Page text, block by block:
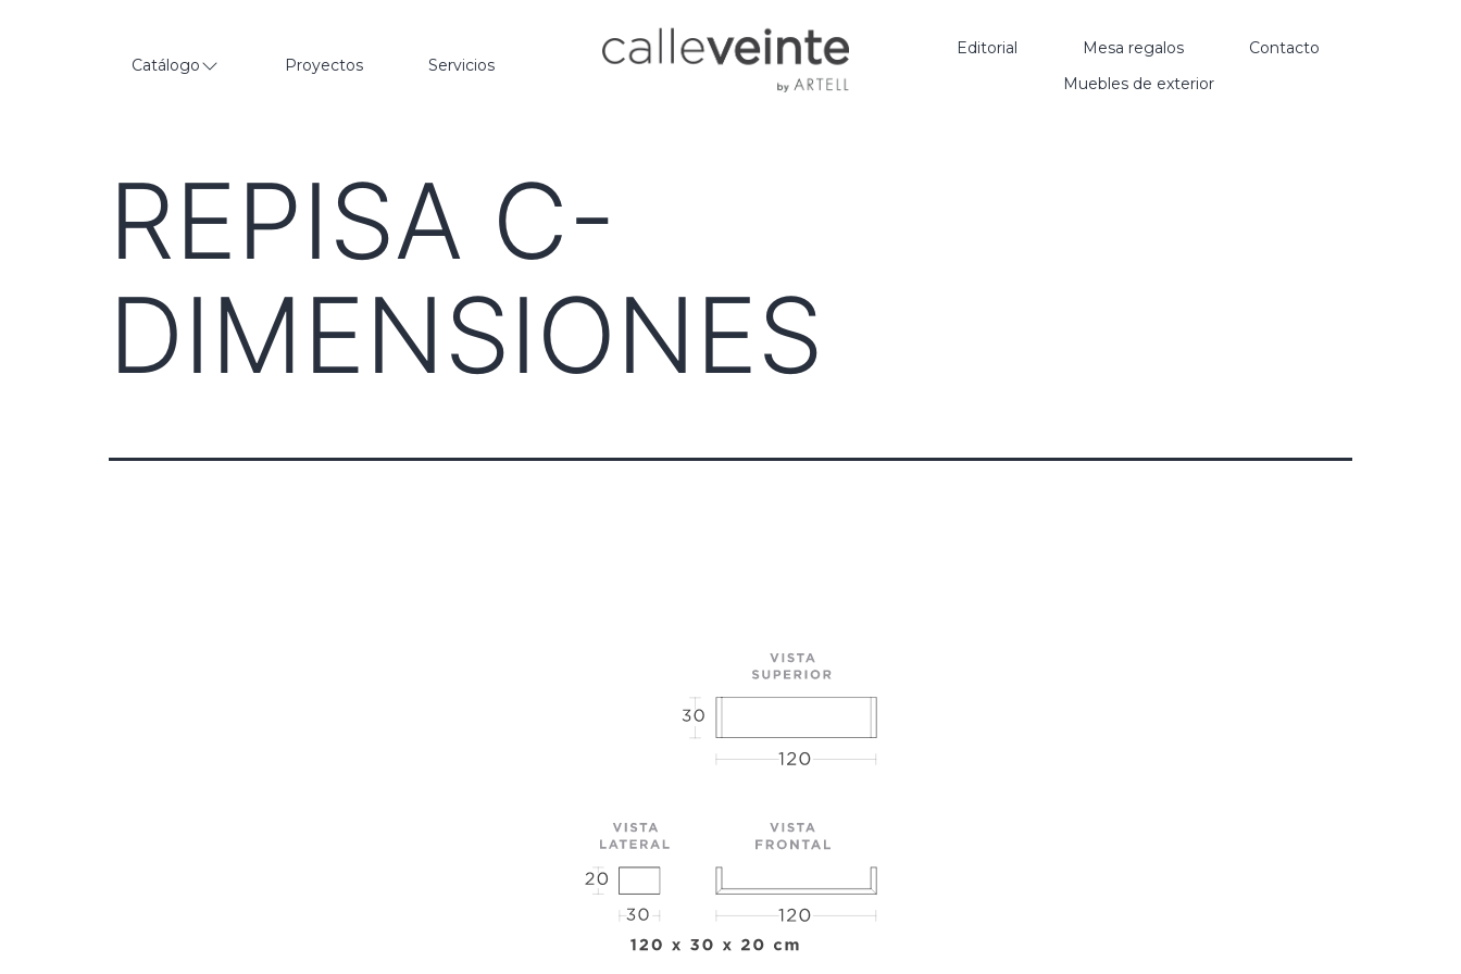
Catálogo Proyectos Servicios
Editorial Mesa regalos
Contacto
Muebles de exterior
REPISA C-
DIMENSIONES